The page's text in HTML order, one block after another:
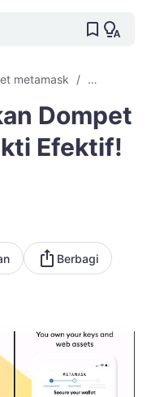
metamask Crypto
Dompet
Efektif!
Berbagi